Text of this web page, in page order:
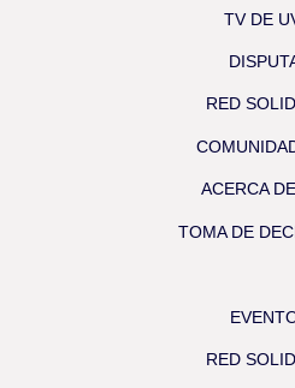
TV DE
RED
ACERCA
TOMA DE
RED